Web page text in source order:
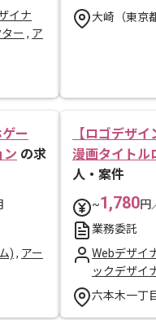
イナ
ー , ア
大崎（東京
ー
ン の求
) , アー
【ロゴデザ
漫画タイトル
人・案件
~1,780円
業務委託
Webデザイ
ックデザイ
六本木一丁